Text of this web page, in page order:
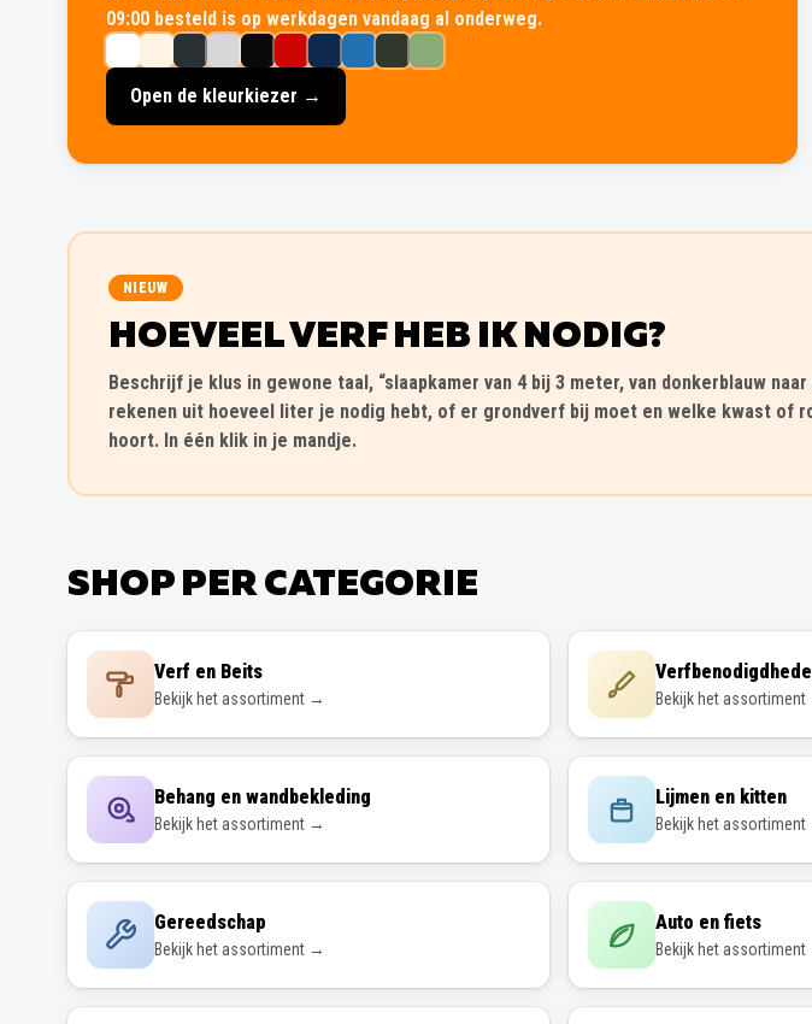
09:00 besteld is op werkdagen vandaag al onderweg.
Open de kleurkiezer →
NIEUW
HOEVEEL VERF HEB IK NODIG?
Beschrijf je klus in gewone taal, “slaapkamer van 4 bij 3 meter, van donkerblauw
rekenen uit hoeveel liter je nodig hebt, of er grondverf bij moet en welke kwast of
hoort. In één klik in je mandje.
SHOP PER CATEGORIE
Verf en Beits
Bekijk het assortiment → Bekijk het
Behang en wandbekleding
Bekijk het assortiment →
Lijmen en kitten
Bekijk het
Gereedschap
Bekijk het assortiment →
Auto en fiets
Bekijk het